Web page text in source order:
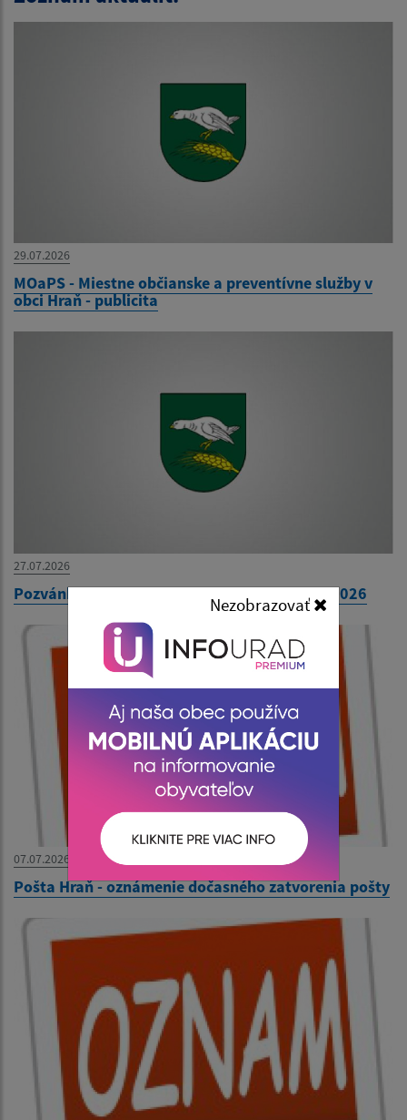
29.07.2026
MOaPS - Miestne občianske a preventívne služby v
obci Hraň - publicita
27.07.2026
Pozvánka na 31. zasadnutie OZ dňa 30. júla 2026
07.07.2026
Pošta Hraň - oznámenie dočasného zatvorenia pošty
Nezobrazovať